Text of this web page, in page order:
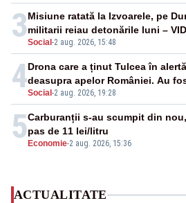
3Social -2 aug. 2026, 15:48
Misiune ratată la Izvoarele, pe
militarii reiau detonările luni –
4Social -2 aug. 2026, 19:28
Drona care a ținut Tulcea în
deasupra apelor României. Au
5 Economie-2 aug. 2026, 15:36
Carburanții s-au scumpit din
pas de 11 lei/litru
ACTUALITATE